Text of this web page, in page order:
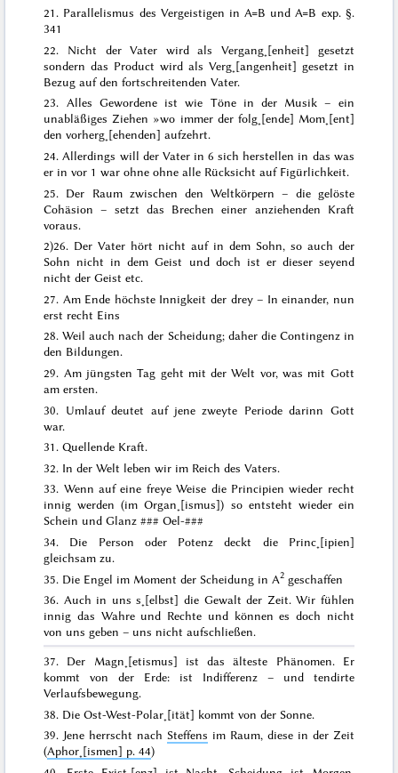
21. Parallelismus des Vergeistigen in A=B und A=B exp. §.
341
22. Nicht der Vater wird als Vergang˖[enheit] gesetzt
sondern das Product wird als Verg˖[angenheit] gesetzt in
Bezug auf den fortschreitenden Vater.
23. Alles Gewordene ist wie Töne in der Musik – ein
unabläßiges Ziehen »wo immer der folg˖[ende] Mom˖[ent]
den vorherg˖[ehenden] aufzehrt.
24. Allerdings will der Vater in 6 sich herstellen in das was
er in vor 1 war ohne ohne alle Rücksicht auf Figürlichkeit.
25. Der Raum zwischen den Weltkörpern – die gelöste
Cohäsion – setzt das Brechen einer anziehenden Kraft
voraus.
2)26. Der Vater hört nicht auf in dem Sohn, so auch der
Sohn nicht in dem Geist und doch ist er dieser seyend
nicht der Geist etc.
27. Am Ende höchste Innigkeit der drey – In einander, nun
erst recht Eins
28. Weil auch nach der Scheidung; daher die Contingenz in
den Bildungen.
29. Am jüngsten Tag geht mit der Welt vor, was mit Gott
am ersten.
30. Umlauf deutet auf jene zweyte Periode darinn Gott
war.
31. Quellende Kraft.
32. In der Welt leben wir im Reich des Vaters.
33. Wenn auf eine freye Weise die Principien wieder recht
innig werden (im Organ˖[ismus]) so entsteht wieder ein
Schein und Glanz### Oel-###
34. Die Person oder Potenz deckt die Princ˖[ipien]
gleichsam zu.
35. Die Engel im Moment der Scheidung in A2 geschaffen
36. Auch in uns s˖[elbst] die Gewalt der Zeit. Wir fühlen
innig das Wahre und Rechte und können es doch nicht
von uns geben – uns nicht aufschließen.
37. Der Magn˖[etismus] ist das älteste Phänomen. Er
kommt von der Erde: ist Indifferenz – und tendirte
Verlaufsbewegung.
38. Die Ost-West-Polar˖[ität] kommt von der Sonne.
39. Jene herrscht nachSteffens im Raum, diese in der Zeit
(Aphor˖[ismen] p. 44)